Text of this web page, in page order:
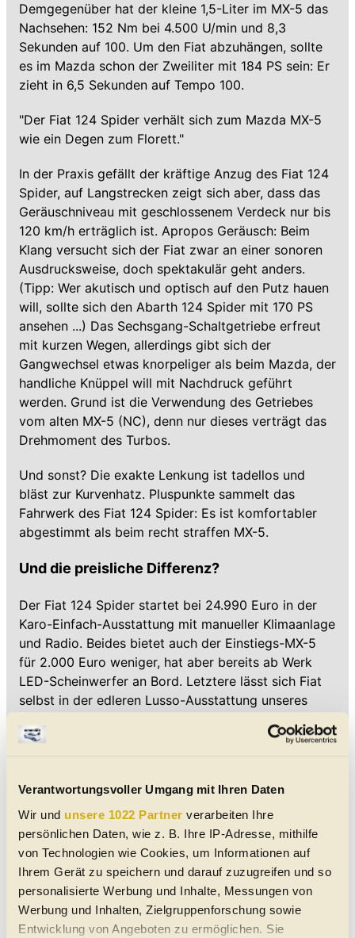
Verantwortungsvoller Umgang mit Ihren Daten
Wir und unsere 1022 Partner verarbeiten Ihre
persönlichen Daten, wie z. B. Ihre IP-Adresse, mithilfe
von Technologien wie Cookies, um Informationen auf
Ihrem Gerät zu speichern und darauf zuzugreifen und so
personalisierte Werbung und Inhalte, Messungen von
Werbung und Inhalten, Zielgruppenforschung sowie
Entwicklung von Angeboten zu ermöglichen. Sie
Demgegenüber hat der kleine 1,5-Liter im MX-5 das
Nachsehen: 152 Nm bei 4.500 U/min und 8,3
Sekunden auf 100. Um den Fiat abzuhängen, sollte
es im Mazda schon der Zweiliter mit 184 PS sein: Er
zieht in 6,5 Sekunden auf Tempo 100.
"Der Fiat 124 Spider verhält sich zum Mazda MX-5
wie ein Degen zum Florett."
In der Praxis gefällt der kräftige Anzug des Fiat 124
Spider, auf Langstrecken zeigt sich aber, dass das
Geräuschniveau mit geschlossenem Verdeck nur bis
120 km/h erträglich ist. Apropos Geräusch: Beim
Klang versucht sich der Fiat zwar an einer sonoren
Ausdrucksweise, doch spektakulär geht anders.
(Tipp: Wer akutisch und optisch auf den Putz hauen
will, sollte sich den Abarth 124 Spider mit 170 PS
ansehen ...) Das Sechsgang-Schaltgetriebe erfreut
mit kurzen Wegen, allerdings gibt sich der
Gangwechsel etwas knorpeliger als beim Mazda, der
handliche Knüppel will mit Nachdruck geführt
werden. Grund ist die Verwendung des Getriebes
vom alten MX-5 (NC), denn nur dieses verträgt das
Drehmoment des Turbos.
Und sonst? Die exakte Lenkung ist tadellos und
bläst zur Kurvenhatz. Pluspunkte sammelt das
Fahrwerk des Fiat 124 Spider: Es ist komfortabler
abgestimmt als beim recht straffen MX-5.
Und die preisliche Differenz?
Der Fiat 124 Spider startet bei 24.990 Euro in der
Karo-Einfach-Ausstattung mit manueller Klimaanlage
und Radio. Beides bietet auch der Einstiegs-MX-5
für 2.000 Euro weniger, hat aber bereits ab Werk
LED-Scheinwerfer an Bord. Letztere lässt sich Fiat
selbst in der edleren Lusso-Ausstattung unseres
Frontscheibe) zusätzlich bezahlen. 1.500 Euro kostet
Lackierung, das Navi samt Rückfahrkamera oder
eine Sitzheizung vorne. Unter dem Strich standen
32.510 Euro. Zum Vergleich: Für rund 1.000 Euro
weniger bietet Mazda den MX-5 mit 184 PS und
beinaher Vollausstattung an.
Pluspunkte sammelt der Fiat 124 Spider beim
Verbrauch: Mit 6,9 Liter lagen wir im Mittel nur 0,5